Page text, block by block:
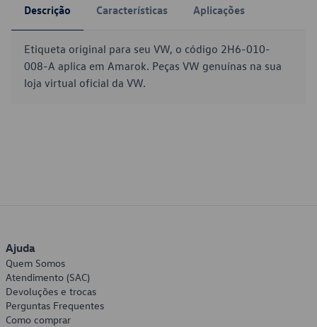
Descrição Características Aplicações
Etiqueta original para seu VW, o código 2H6-010-
008-A aplica em Amarok. Peças VW genuínas na sua
loja virtual oficial da VW.
Ajuda
Quem Somos
Atendimento (SAC)
Devoluções e trocas
Perguntas Frequentes
Como comprar